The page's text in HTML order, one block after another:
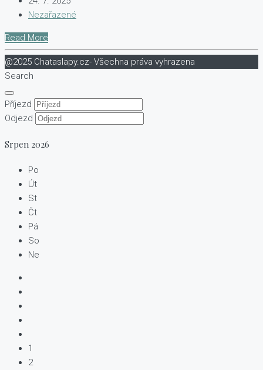
Nezařazené
Read More
@2025 Chataslapy.cz- Všechna práva vyhrazena
Search
Příjezd
Odjezd
Srpen 2026
Po
Út
St
Čt
Pá
So
Ne
1
2